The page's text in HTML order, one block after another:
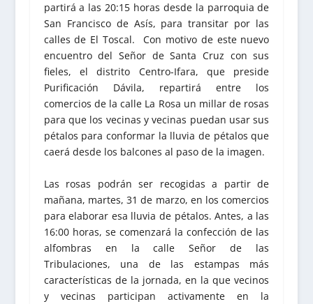
partirá a las 20:15 horas desde la parroquia de
San Francisco de Asís, para transitar por las
calles de El Toscal. Con motivo de este nuevo
encuentro del Señor de Santa Cruz con sus
fieles, el distrito Centro-Ifara, que preside
Purificación Dávila, repartirá entre los
comercios de la calle La Rosa un millar de rosas
para que los vecinas y vecinas puedan usar sus
pétalos para conformar la lluvia de pétalos que
caerá desde los balcones al paso de la imagen.
Las rosas podrán ser recogidas a partir de
mañana, martes, 31 de marzo, en los comercios
para elaborar esa lluvia de pétalos. Antes, a las
16:00 horas, se comenzará la confección de las
alfombras en la calle Señor de las
Tribulaciones, una de las estampas más
características de la jornada, en la que vecinos
y vecinas participan activamente en la